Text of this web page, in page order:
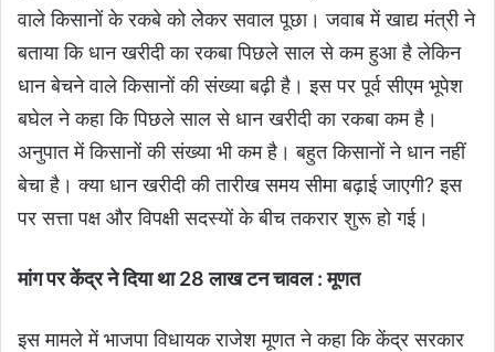
वाले किसानों के रकबे को लेेकर सवाल पूछा। जवाब में खाद्य मंत्री ने
बताया कि धान खरीदी का रकबा पिछले साल से कम हुआ है लेकिन
धान बेचने वाले किसानों की संख्या बढ़ी है। इस पर पूर्व सीएम भूपेश
बघेल ने कहा कि पिछले साल से धान खरीदी का रकबा कम है।
अनुपात में किसानों की संख्या भी कम है। बहुत किसानों ने धान नहीं
बेचा है। क्या धान खरीदी की तारीख समय सीमा बढ़ाई जाएगी? इस
पर सत्ता पक्ष और विपक्षी सदस्यों के बीच तकरार शुरू हो गई।
मांग पर केंद्र ने दिया था 28 लाख टन चावल : मूणत
इस मामले में भाजपा विधायक राजेश मूणत ने कहा कि केंद्र सरकार